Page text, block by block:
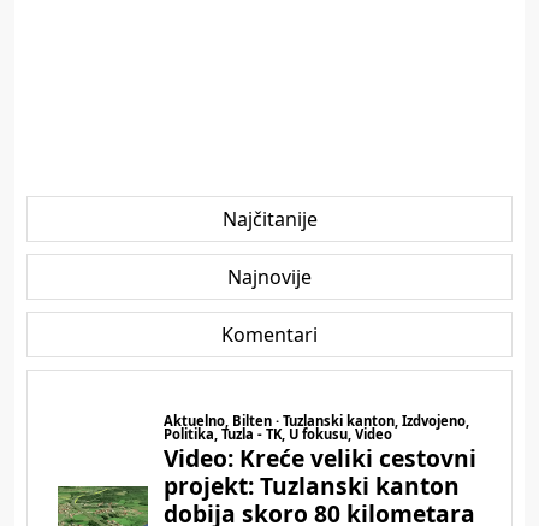
Najčitanije
Najnovije
Komentari